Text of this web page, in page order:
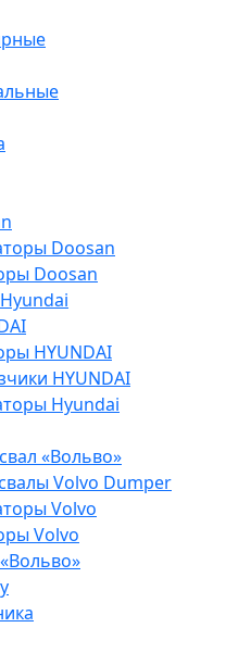
Doosan
Doosan
HYUNDAI
HYUNDAI
Hyundai
«Вольво»
Volvo Dumper
Volvo
Volvo